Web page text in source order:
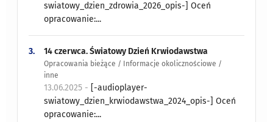
swiatowy_dzien_zdrowia_2026_opis-] Oceń
opracowanie:...
3. 14 czerwca. Światowy Dzień Krwiodawstwa
Opracowania bieżące / Informacje okolicznościowe /
inne
13.06.2025 - [-audioplayer-
swiatowy_dzien_krwiodawstwa_2024_opis-] Oceń
opracowanie:...